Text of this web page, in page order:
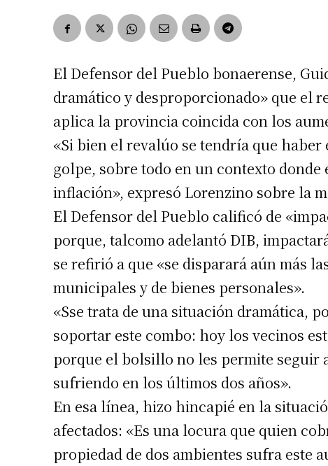
El Defensor del Pueblo bonaerense,
dramático y desproporcionado» que el
aplica la provincia coincida con los
«Si bien el revalúo se tendría que
golpe, sobre todo en un contexto
inflación», expresó Lorenzino sobre la
El Defensor del Pueblo calificó de
porque, talcomo adelantó DIB,
se refirió a que «se disparará aún más
municipales y de bienes personales».
«Sse trata de una situación dramática,
soportar este combo: hoy los vecinos
porque el bolsillo no les permite seguir
sufriendo en los últimos dos años».
En esa línea, hizo hincapié en la
afectados: «Es una locura que quien
propiedad de dos ambientes sufra este